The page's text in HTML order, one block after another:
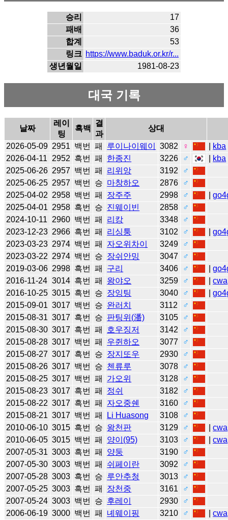
승리
17
패배
36
합계
53
링크 https://www.baduk.or.kr/r...
생년월일
1981-08-23
대국 기록
날짜
레이
팅
흑백
결
과
상대
2026-05-09 2951 백번 패 루이나이웨이 3082 ♀ kba
2026-04-11
2952 흑번 패 한종진 3226 ♂ kba
2025-06-26 2957 백번 패 리위앙 3192
♂
2025-06-25 2957 백번 승 마창하오 2876
♂
2025-04-02 2958 백번 패 장주주 2998 ♂ |
2025-04-01 2958 흑번 승 진웨이빈 2858
♂
2024-10-11
2960 백번 패 리캉 3348
♂
2023-12-23 2966 흑번 패 리싱퉁 3102 ♂ |
2023-03-23 2974 백번 패 자오위차이 3249
♂
2023-03-22 2974 백번 승 장쉬안밍 3047
♂
2019-03-06 2998 흑번 패 구리 3406 ♂ |
2016-11-24 3014 흑번 패 왕야오 3259 ♂ |cwa
2016-10-25 3015 흑번 승 장잉팅 3040 ♂ |
2015-09-01 3017 백번 승 완러치 3112
♂
2015-08-31 3017 흑번 승 판팅위(潘) 3105
♂
2015-08-30 3017 흑번 패 호우징저 3142
♂
2015-08-28 3017 백번 패 우쥔하오 3077
♂
2015-08-27 3017 흑번 승 장지또우 2930
♂
2015-08-26 3017 백번 승 첸류루 3078
♂
2015-08-25 3017 백번 패 가오위 3128
♂
2015-08-23 3017 흑번 패 정쉬 3182
♂
2015-08-22 3017 흑번 패 자오중쉔 3160
♂
2015-08-21 3017 백번 패 Li Huasong 3108
♂
2010-06-10 3015 흑번 승 왕천판 3129 ♂ |cwa
2010-06-05 3015 백번 패 양이(95) 3103 ♂ |cwa
2007-05-31 3003 흑번 패 양둥 3190
♂
2007-05-30 3003 백번 패 쉬페이란 3092
♂
2007-05-28 3003 흑번 승 루안추청 3013
♂
2007-05-25 3003 흑번 패 장천중 3161
♂
2007-05-24 3003 백번 승 후레이 2930
♂
2006-06-19 3000 백번 패 녜웨이핑 3210 ♂ |cwa